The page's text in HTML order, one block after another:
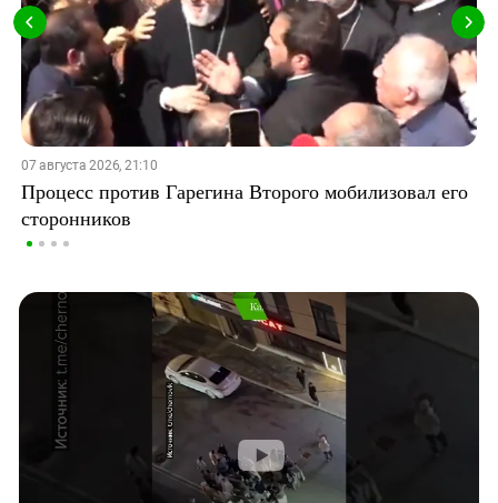
07 августа 2026, 21:10
Процесс против Гарегина Второго мобилизовал его
сторонников